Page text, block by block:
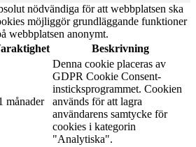
nödvändiga för att webbplatsen ska
möjliggör grundläggande funktioner
webbplatsen anonymt.
Beskrivning
månader
Denna cookie placeras av
GDPR Cookie Consent-
insticksprogrammet. Cookien
används för att lagra
användarens samtycke för
cookies i kategorin
"Analytiska".